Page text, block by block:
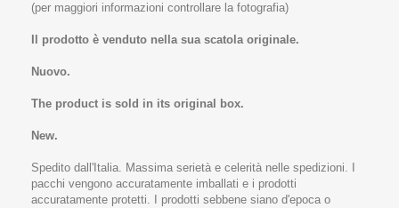
(per maggiori informazioni controllare la fotografia)
Il prodotto è venduto nella sua scatola originale.
Nuovo.
The product is sold in its original box.
New.
Spedito dall'Italia. Massima serietà e celerità nelle spedizioni. I
pacchi vengono accuratamente imballati e i prodotti
accuratamente protetti. I prodotti sebbene siano d'epoca o